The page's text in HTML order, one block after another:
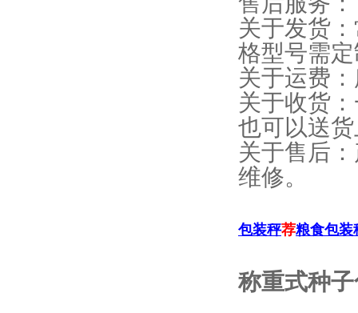
关于发货
格型号需
关于运费
关于收货
也可以送
关于售后
维修。
包装秤荐粮食包装
称重式种